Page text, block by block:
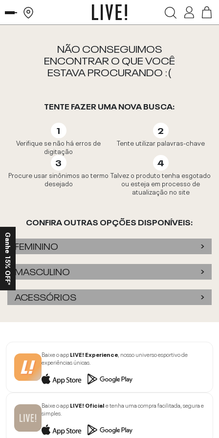
NÃO CONSEGUIMOS
ENCONTRAR O QUE VOCÊ
ESTAVA PROCURANDO :(
TENTE FAZER UMA NOVA BUSCA:
Verifique se não há erros de
digitação
Tente utilizar palavras-chave
Procure usar sinônimos ao termo
desejado
Talvez o produto tenha esgotado
ou esteja em processo de
atualização no site
CONFIRA OUTRAS OPÇÕES DISPONÍVEIS:
FEMININO
MASCULINO
ACESSÓRIOS
Baixe o appLIVE! Experience, nosso universo esportivo de
experiências únicas.
Baixe o appLIVE! Oficiale tenha uma compra facilitada, segura e
simples.
Ganhe 15% OFF*